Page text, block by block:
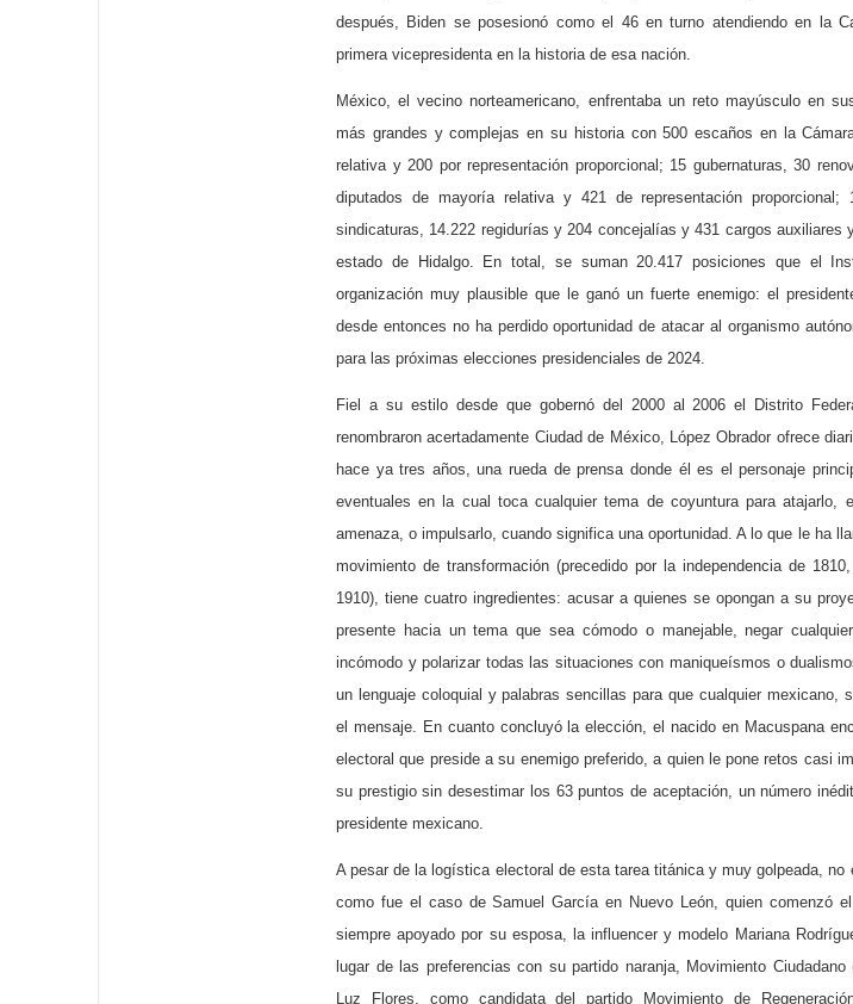
después, Biden se posesionó como el 46 en turno atendiendo en la
primera vicepresidenta en la historia de esa nación.
México, el vecino norteamericano, enfrentaba un reto mayúsculo en
más grandes y complejas en su historia con 500 escaños en la
relativa y 200 por representación proporcional; 15 gubernaturas, 30
diputados de mayoría relativa y 421 de representación proporcional;
sindicaturas, 14.222 regidurías y 204 concejalías y 431 cargos auxiliares
estado de Hidalgo. En total, se suman 20.417 posiciones que el
organización muy plausible que le ganó un fuerte enemigo: el
desde entonces no ha perdido oportunidad de atacar al organismo
para las próximas elecciones presidenciales de 2024.
Fiel a su estilo desde que gobernó del 2000 al 2006 el Distrito
renombraron acertadamente Ciudad de México, López Obrador ofrece
hace ya tres años, una rueda de prensa donde él es el personaje
eventuales en la cual toca cualquier tema de coyuntura para atajarlo,
amenaza, o impulsarlo, cuando significa una oportunidad. A lo que le ha
movimiento de transformación (precedido por la independencia de
1910), tiene cuatro ingredientes: acusar a quienes se opongan a su
presente hacia un tema que sea cómodo o manejable, negar
incómodo y polarizar todas las situaciones con maniqueísmos o
un lenguaje coloquial y palabras sencillas para que cualquier mexicano,
el mensaje. En cuanto concluyó la elección, el nacido en Macuspana
electoral que preside a su enemigo preferido, a quien le pone retos casi
su prestigio sin desestimar los 63 puntos de aceptación, un número
presidente mexicano.
A pesar de la logística electoral de esta tarea titánica y muy golpeada,
como fue el caso de Samuel García en Nuevo León, quien comenzó
siempre apoyado por su esposa, la influencer y modelo Mariana
lugar de las preferencias con su partido naranja, Movimiento
Luz Flores, como candidata del partido Movimiento de